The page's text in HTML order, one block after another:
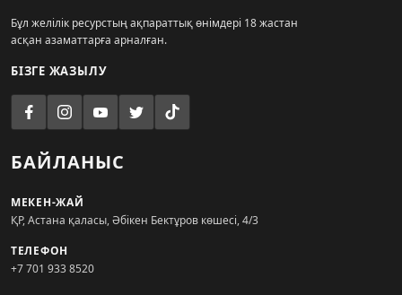
Бұл желілік ресурстың ақпараттық өнімдері 18 жастан
асқан азаматтарға арналған.
БІЗГЕ ЖАЗЫЛУ
БАЙЛАНЫС
МЕКЕН-ЖАЙ
ҚР, Астана қаласы, Әбікен Бектұров көшесі, 4/3
ТЕЛЕФОН
+7 701 933 8520